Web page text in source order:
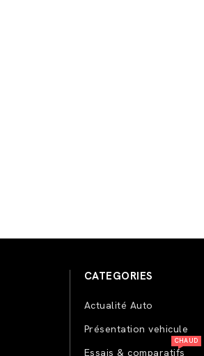
CATEGORIES
Actualité Auto
Présentation vehicule
Essais & comparatifs
CHAUD